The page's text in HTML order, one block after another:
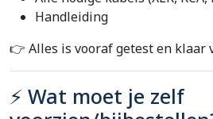
Handleiding
👉 Alles is vooraf getest en klaar
⚡ Wat moet je zelf